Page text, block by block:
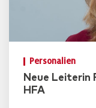
Personalien
Neue Leiterin
HFA